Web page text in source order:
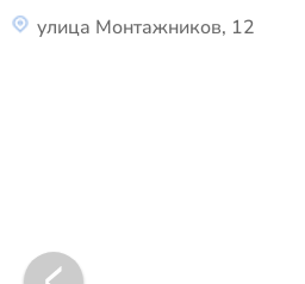
улица Монтажников, 12